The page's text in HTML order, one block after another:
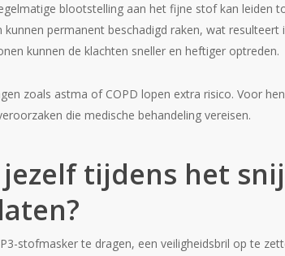
blootstelling aan het fijne stof kan leiden
permanent beschadigd raken, wat
kunnen de klachten sneller en heftiger optreden.
zoals astma of COPD lopen extra risico. Voor
die medische behandeling vereisen.
tijdens het
stofmasker te dragen, een veiligheidsbril op te